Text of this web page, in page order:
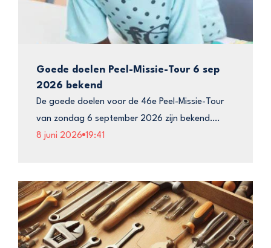
Goede doelen Peel-Missie-Tour 6 sep
2026 bekend
De goede doelen voor de 46e Peel-Missie-Tour
van zondag 6 september 2026 zijn bekend….
8 juni 2026 19:41